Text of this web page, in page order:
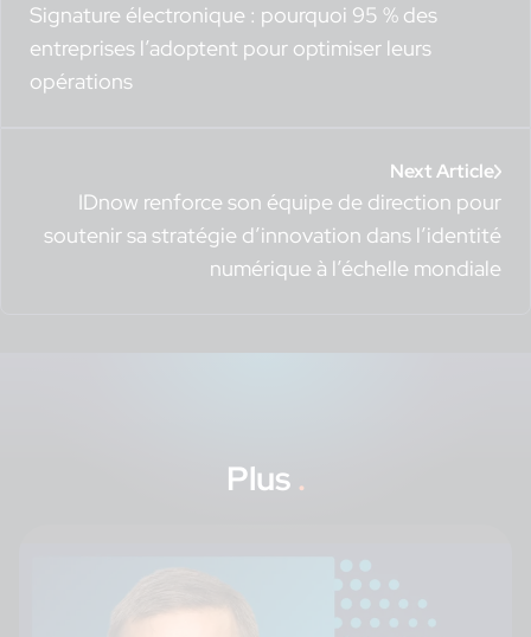
Signature électronique : pourquoi 95 % des
entreprises l’adoptent pour optimiser leurs
opérations
Next Article
IDnow renforce son équipe de direction pour
soutenir sa stratégie d’innovation dans l’identité
numérique à l’échelle mondiale
Plus .